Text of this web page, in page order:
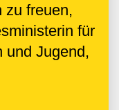
zu freuen,
für
und Jugend,